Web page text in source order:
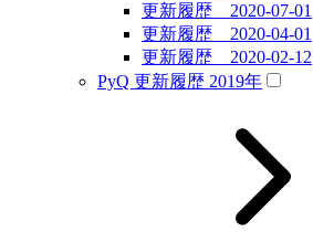
更新履歴 2020-07-01
更新履歴 2020-04-01
更新履歴 2020-02-12
PyQ 更新履歴 2019年